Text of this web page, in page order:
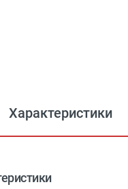
Характеристики